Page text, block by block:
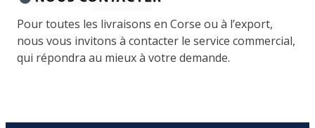
Pour toutes les livraisons en Corse ou à l’export,
nous vous invitons à contacter le service commercial,
qui répondra au mieux à votre demande.